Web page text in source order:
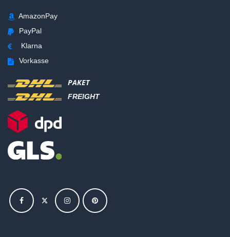
AmazonPay
PayPal
Klarna
Vorkasse
PAKET
FREIGHT